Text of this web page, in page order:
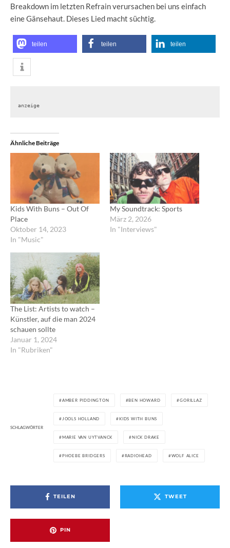
Breakdown im letzten Refrain verursachen bei uns einfach
eine Gänsehaut. Dieses Lied macht süchtig.
teilen teilen teilen
anzeige
Ähnliche Beiträge
Kids With Buns – Out Of
Place
Oktober 14, 2023
In "Music"
My Soundtrack: Sports
März 2, 2026
In "Interviews"
The List: Artists to watch –
Künstler, auf die man 2024
schauen sollte
Januar 1, 2024
In "Rubriken"
SCHLAGWÖRTER
AMBER PIDDINGTON BEN HOWARD GORILLAZ
JOOLS HOLLAND KIDS WITH BUNS
MARIE VAN UYTVANCK NICK DRAKE
PHOEBE BRIDGERS RADIOHEAD WOLF ALICE
TEILEN TWEET
PIN